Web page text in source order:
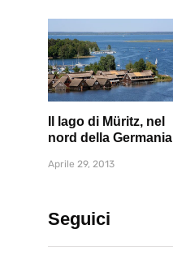
Il lago di Müritz, nel
nord della Germania
Aprile 29, 2013
Seguici